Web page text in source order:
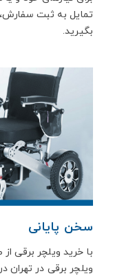
تمایل به ثبت
بگیرید.
سخن پایانی
با خرید ویلچر برقی
ویلچر برقی در